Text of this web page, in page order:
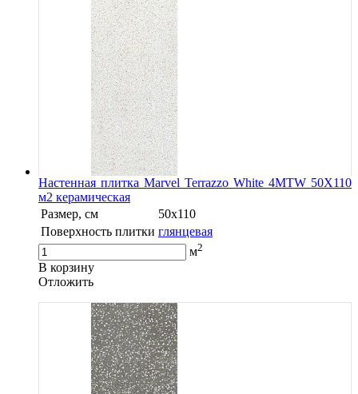
Настенная плитка Marvel Terrazzo White 4MTW 50X110
м2 керамическая
Размер, см
50x110
Поверхность плитки глянцевая
м2
В корзину
Oтложить